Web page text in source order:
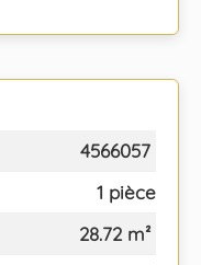
4566057
1 pièce
28.72 m²